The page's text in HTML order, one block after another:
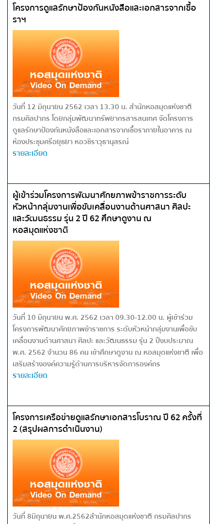
โครงการดูแลรักษาป้องกันหนังสือและเอกสารจากเชื้อ
ราฯ
วันที่ 12 มิถุนายน 2562 เวลา 13.30 น. สำนักหอสมุดแห่งชาติ
กรมศิลปากร โดยกลุ่มพัฒนาทรัพยากรสารสนเทศ จัดโครงการ
ดูแลรักษาป้องกันหนังสือและเอกสารจากเชื้อราภายในอาคาร ณ
ห้องประชุมศรีอยุธยา หอวชิราวุธานุสรณ์
รายละเอียด
ผู้เข้าร่วมโครงการพัฒนาศักยภาพข้าราชการระดับ
หัวหน้ากลุ่มงานเพื่อขับเคลื่อนงานด้านศาสนา ศิลปะ
และวัฒนธรรม รุ่น 2 ปี 62 ศึกษาดูงาน ณ
หอสมุดแห่งชาติ
วันที่ 10 มิถุนายน พ.ศ. 2562 เวลา 09.30-12.00 น. ผู้เข้าร่วม
โครงการพัฒนาศักยภาพข้าราชการ ระดับหัวหน้ากลุ่มงานเพื่อขับ
เคลื่อนงานด้านศาสนา ศิลปะ และวัฒนธรรม รุ่น 2 ปีงบประมาณ
พ.ศ. 2562 จำนวน 86 คน เข้าศึกษาดูงาน ณ หอสมุดแห่งชาติ เพื่อ
เสริมสร้างองค์ความรู้ด้านการบริหารจัดการองค์กร
รายละเอียด
โครงการเครือข่ายดูแลรักษาเอกสารโบราณ ปี 62 ครั้งที่
2 (สรุปผลการดำเนินงาน)
วันที่ 8มิถุนายน พ.ศ.2562สำนักหอสมุดแห่งชาติ กรมศิลปากร